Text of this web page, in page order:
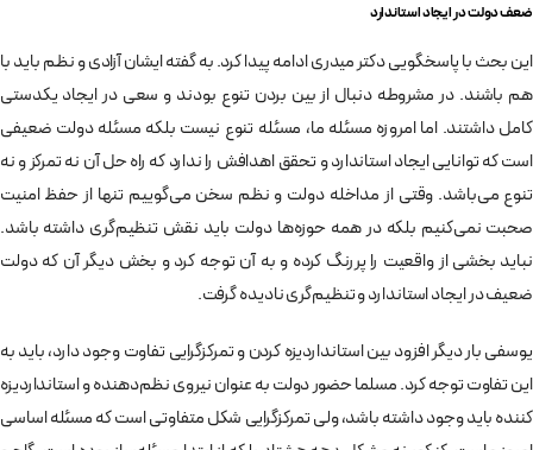
ضعف دولت در ایجاد استاندارد
این بحث با پاسخ­گویی دکتر میدری ادامه پیدا کرد. به گفته ایشان آزادی و نظم باید با
هم باشند. در مشروطه دنبال از بین بردن تنوع بودند و سعی در ایجاد یکدستی
کامل داشتند. اما امروزه مسئله ما، مسئله تنوع نیست بلکه مسئله دولت ضعیفی
است که توانایی ایجاد استاندارد و تحقق اهدافش را ندارد که راه حل آن نه تمرکز و نه
تنوع می‌­باشد. وقتی از مداخله دولت و نظم سخن می­­‌گوییم تنها از حفظ امنیت
صحبت نمی­‌کنیم بلکه در همه حوزه‌­ها دولت باید نقش تنظیم‌­گری داشته باشد.
نباید بخشی از واقعیت را پررنگ کرده و به آن توجه کرد و بخش دیگر آن که دولت
ضعیف در ایجاد استاندارد و تنظیم‌­گری نادیده گرفت.
یوسفی بار دیگر افزود بین استانداردیزه کردن و تمرکزگرایی تفاوت وجود دارد، باید به
این تفاوت توجه کرد. مسلما حضور دولت به عنوان نیروی نظم­‌دهنده و استانداردیزه
کننده باید وجود داشته باشد، ولی تمرکزگرایی شکل متفاوتی است که مسئله اساسی